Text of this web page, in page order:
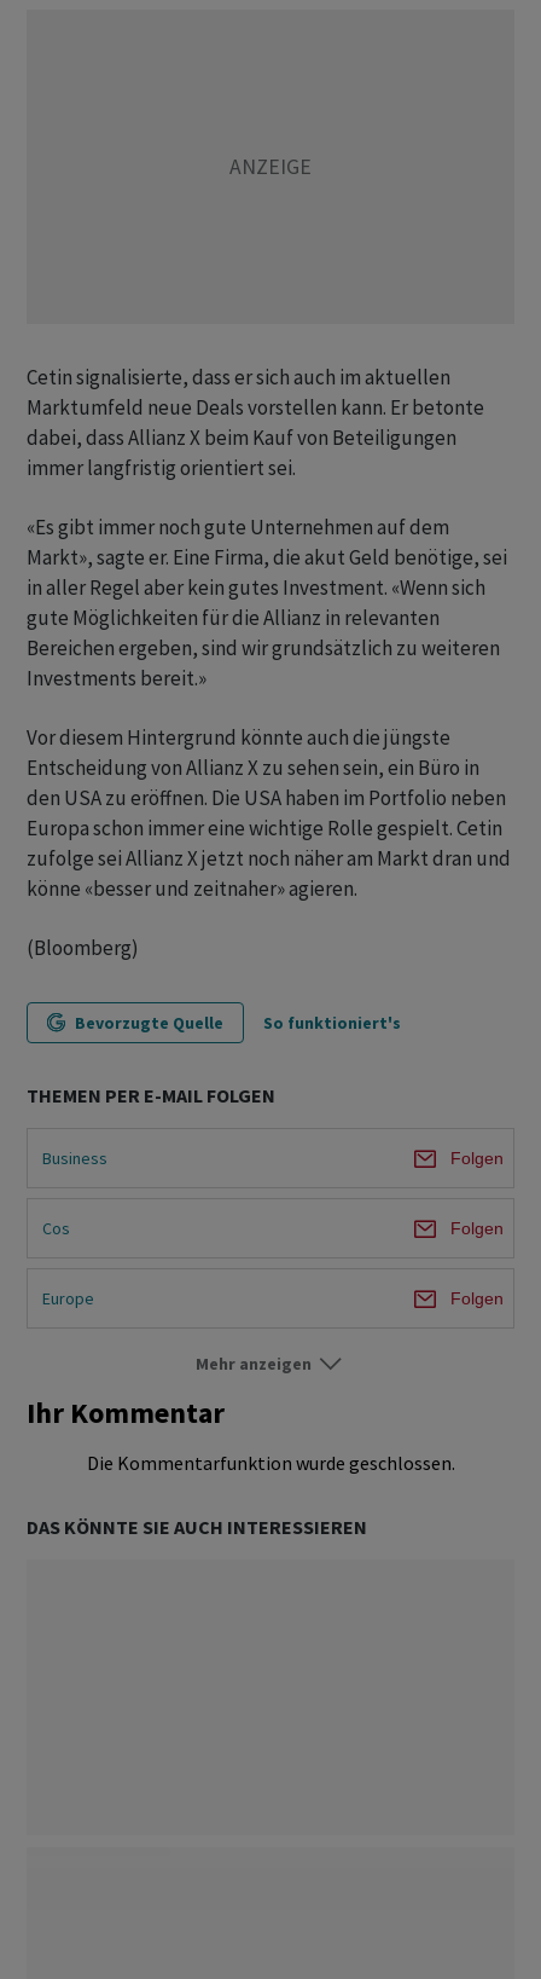
Cetin signalisierte, dass er sich auch im aktuellen
Marktumfeld neue Deals vorstellen kann. Er betonte
dabei, dass Allianz X beim Kauf von Beteiligungen
immer langfristig orientiert sei.
«Es gibt immer noch gute Unternehmen auf dem
Markt», sagte er. Eine Firma, die akut Geld benötige, sei
in aller Regel aber kein gutes Investment. «Wenn sich
gute Möglichkeiten für die Allianz in relevanten
Bereichen ergeben, sind wir grundsätzlich zu weiteren
Investments bereit.»
Vor diesem Hintergrund könnte auch die jüngste
Entscheidung von Allianz X zu sehen sein, ein Büro in
den USA zu eröffnen. Die USA haben im Portfolio neben
Europa schon immer eine wichtige Rolle gespielt. Cetin
zufolge sei Allianz X jetzt noch näher am Markt dran und
könne «besser und zeitnaher» agieren.
(Bloomberg)
Bevorzugte Quelle So funktioniert's
THEMEN PER E-MAIL FOLGEN
Business Folgen
Cos Folgen
Europe Folgen
Mehr anzeigen
Ihr Kommentar
Die Kommentarfunktion wurde geschlossen.
DAS KÖNNTE SIE AUCH INTERESSIEREN